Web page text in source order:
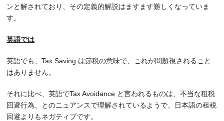
ンと解されており、その定義的解説はますます難しくなっていま
す。
英語では
英語でも、Tax Saving は節税の意味で、これが問題視されること
はありません。
それに比べ、英語でTax Avoidance と言われるものは、不当な租税
回避行為、とのニュアンスで理解されているようで、日本語の租税
回避よりもネガティブです。